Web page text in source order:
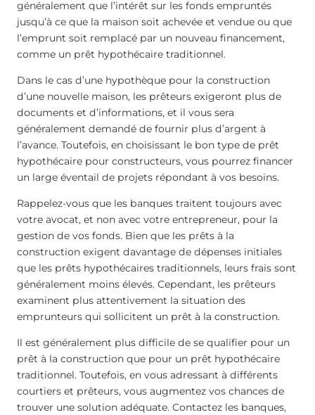
généralement que l’intérêt sur les fonds empruntés
jusqu’à ce que la maison soit achevée et vendue ou que
l’emprunt soit remplacé par un nouveau financement,
comme un prêt hypothécaire traditionnel.
Dans le cas d’une hypothèque pour la construction
d’une nouvelle maison, les prêteurs exigeront plus de
documents et d’informations, et il vous sera
généralement demandé de fournir plus d’argent à
l’avance. Toutefois, en choisissant le bon type de prêt
hypothécaire pour constructeurs, vous pourrez financer
un large éventail de projets répondant à vos besoins.
Rappelez-vous que les banques traitent toujours avec
votre avocat, et non avec votre entrepreneur, pour la
gestion de vos fonds. Bien que les prêts à la
construction exigent davantage de dépenses initiales
que les prêts hypothécaires traditionnels, leurs frais sont
généralement moins élevés. Cependant, les prêteurs
examinent plus attentivement la situation des
emprunteurs qui sollicitent un prêt à la construction.
Il est généralement plus difficile de se qualifier pour un
prêt à la construction que pour un prêt hypothécaire
traditionnel. Toutefois, en vous adressant à différents
courtiers et prêteurs, vous augmentez vos chances de
trouver une solution adéquate. Contactez les banques,